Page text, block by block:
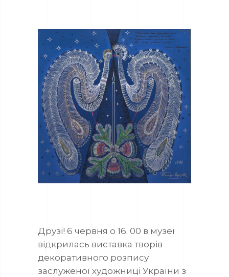
Друзі! 6 червня о 16. 00 в музеї
відкрилась виставка творів
декоративного розпису
заслуженої художниці України з